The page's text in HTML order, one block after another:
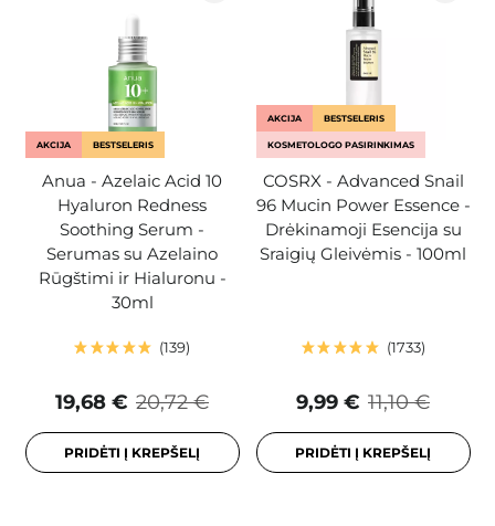
AKCIJA BESTSELERIS
Anua - Azelaic Acid 10
Hyaluron Redness
Soothing Serum -
Serumas su Azelaino
Rūgštimi ir Hialuronu -
30ml
139
20,72 €
19,68 €
PRIDĖTI Į KREPŠELĮ
AKCIJA BESTSELERIS
KOSMETOLOGO PASIRINKIMAS
COSRX - Advanced Snail
96 Mucin Power Essence -
Drėkinamoji Esencija su
Sraigių Gleivėmis - 100ml
1733
11,10 €
9,99 €
PRIDĖTI Į KREPŠELĮ